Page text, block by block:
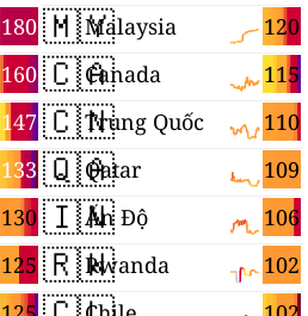
180
160
147
133
130
125
🇲🇾 120
Malaysia
🇨🇦 115
Canada
🇨🇳 110
Trung Quốc
🇶🇦 109
Qatar
🇮🇳 106
Ấn Độ
🇷🇼 102
Rwanda